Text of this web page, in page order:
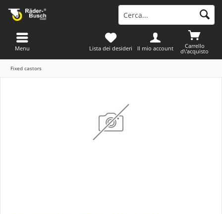
Carrello
d\'acquisto
Lista dei desideri Il mio account
Menu
Fixed castors